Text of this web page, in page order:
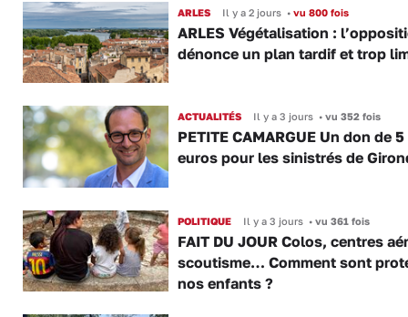
ARLES Il y a 2 jours •vu 800 fois
ARLES Végétalisation :
dénonce un plan tardif et trop
ACTUALITÉS Il y a 3 jours •vu 352 fois
PETITE CAMARGUE Un don de
euros pour les sinistrés de
POLITIQUE Il y a 3 jours •vu 361 fois
FAIT DU JOUR Colos, centres
scoutisme… Comment sont
nos enfants ?